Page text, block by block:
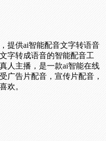
提供ai智能配音文字转语音
字转成语音的智能配音工
人主播，是一款ai智能在线
广告片配音，宣传片配音，
欢。